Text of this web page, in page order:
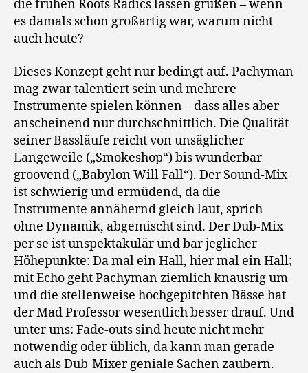
die frühen Roots Radics lassen grüßen – wenn
es damals schon großartig war, warum nicht
auch heute?
Dieses Konzept geht nur bedingt auf. Pachyman
mag zwar talentiert sein und mehrere
Instrumente spielen können – dass alles aber
anscheinend nur durchschnittlich. Die Qualität
seiner Bassläufe reicht von unsäglicher
Langeweile („Smokeshop“) bis wunderbar
groovend („Babylon Will Fall“). Der Sound-Mix
ist schwierig und ermüdend, da die
Instrumente annähernd gleich laut, sprich
ohne Dynamik, abgemischt sind. Der Dub-Mix
per se ist unspektakulär und bar jeglicher
Höhepunkte: Da mal ein Hall, hier mal ein Hall;
mit Echo geht Pachyman ziemlich knausrig um
und die stellenweise hochgepitchten Bässe hat
der Mad Professor wesentlich besser drauf. Und
unter uns: Fade-outs sind heute nicht mehr
notwendig oder üblich, da kann man gerade
auch als Dub-Mixer geniale Sachen zaubern.